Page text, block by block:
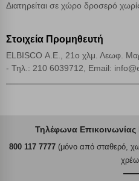
Διατηρείται σε χώρο δροσερό
Στοιχεία Προμηθευτή
ELBISCO Α.Ε., 21ο χλμ. Λεωφ.
- Τηλ.: 210 6039712, Email:
Τηλέφωνα
800 117 7777(μόνο από σταθερό,